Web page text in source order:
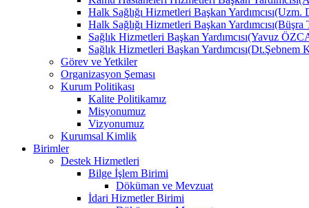
Halk Sağlığı Hizmetleri Başkan
Halk Sağlığı Hizmetleri Başkan
Sağlık Hizmetleri Başkan Yardımcısı(Yavuz
Sağlık Hizmetleri Başkan
Görev ve Yetkiler
Organizasyon Şeması
Kurum Politikası
Kalite Politikamız
Misyonumuz
Vizyonumuz
Kurumsal Kimlik
Birimler
Destek Hizmetleri
Bilge İşlem Birimi
Döküman ve Mevzuat
İdari Hizmetler Birimi